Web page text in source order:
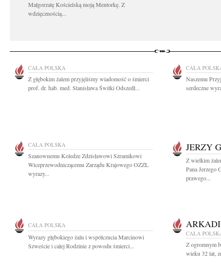
Małgorzatę Kościelską moją Mentorkę. Z
wdzięcznością...
CAŁA POLSKA
Z głębokim żalem przyjęliśmy wiadomość o śmierci
prof. dr. hab. med. Stanisława Świtki Odszedł...
CAŁA
Naszemu
serdeczne
CAŁA POLSKA
Szanownemu Koledze Zdzisławowi Szramikowi
Wiceprzewodniczącemu Zarządu Krajowego OZZL
wyrazy...
JERZY
Z wielkim
Pana Jerzego
prawego...
CAŁA POLSKA
Wyrazy głębokiego żalu i współczucia Marcinowi
Szweście i całej Rodzinie z powodu śmierci...
CAŁA
Z ogromnym
wieku 32 lat,